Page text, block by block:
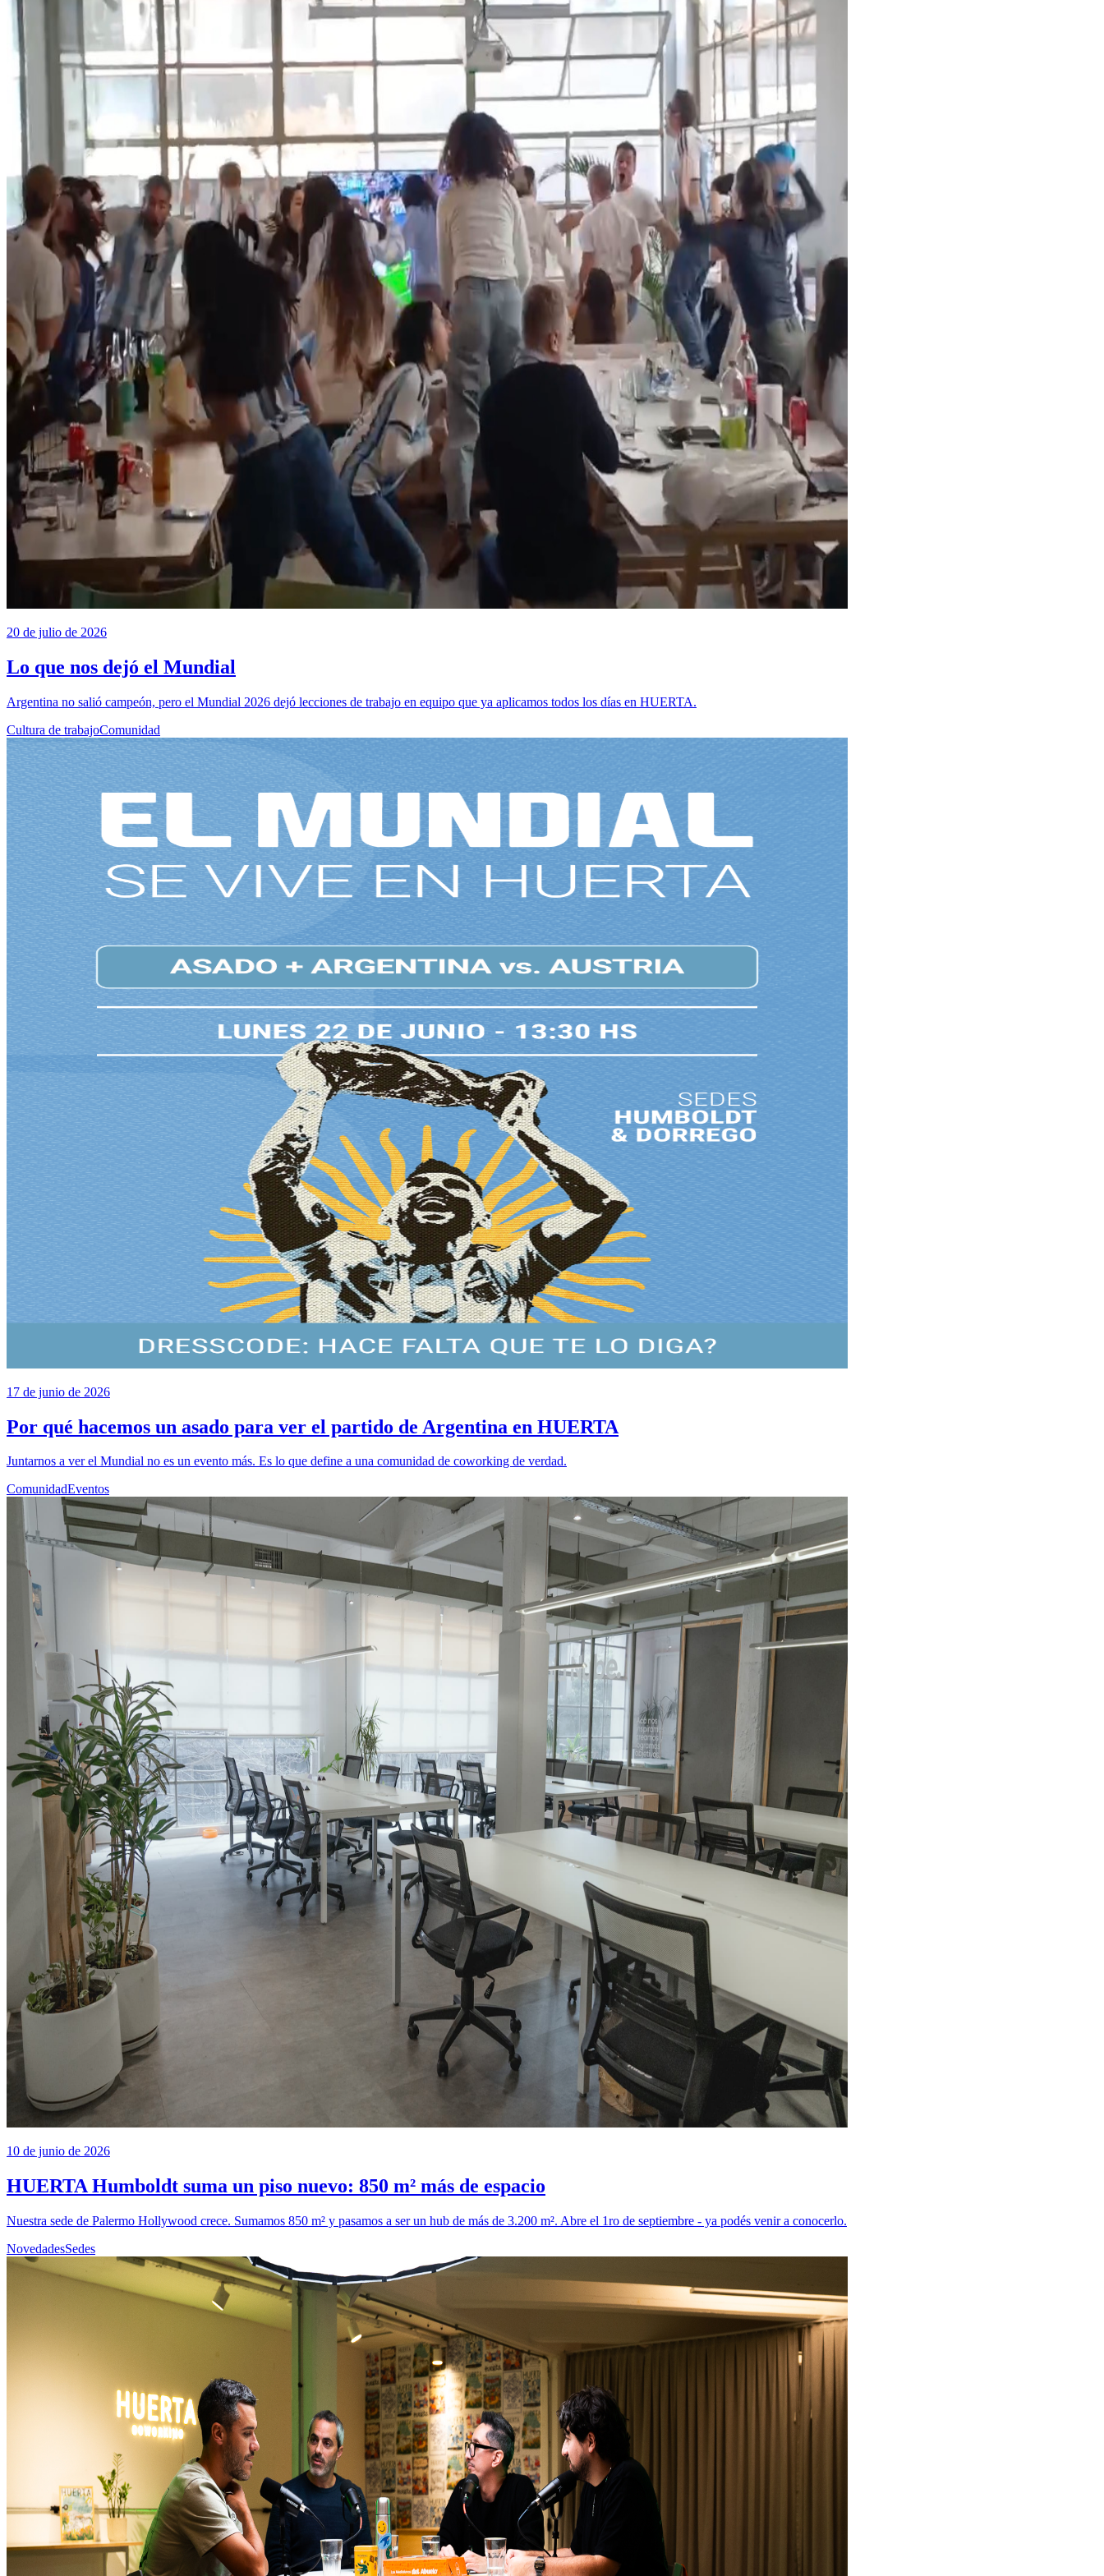
20 de julio de 2026
Lo que nos dejó el Mundial
Argentina no salió campeón, pero el Mundial 2026 dejó lecciones de trabajo en equipo que ya aplicamos todos los días en HUERTA.
Cultura de trabajoComunidad
17 de junio de 2026
Por qué hacemos un asado para ver el partido de Argentina en HUERTA
Juntarnos a ver el Mundial no es un evento más. Es lo que define a una comunidad de coworking de verdad.
ComunidadEventos
10 de junio de 2026
HUERTA Humboldt suma un piso nuevo: 850 m² más de espacio
Nuestra sede de Palermo Hollywood crece. Sumamos 850 m² y pasamos a ser un hub de más de 3.200 m². Abre el 1ro de septiembre - ya podés venir a conocerlo.
NovedadesSedes